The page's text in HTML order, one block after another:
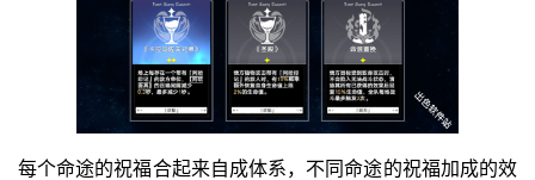
每个命途的祝福合起来自成体系，不同命途的祝福加成的效